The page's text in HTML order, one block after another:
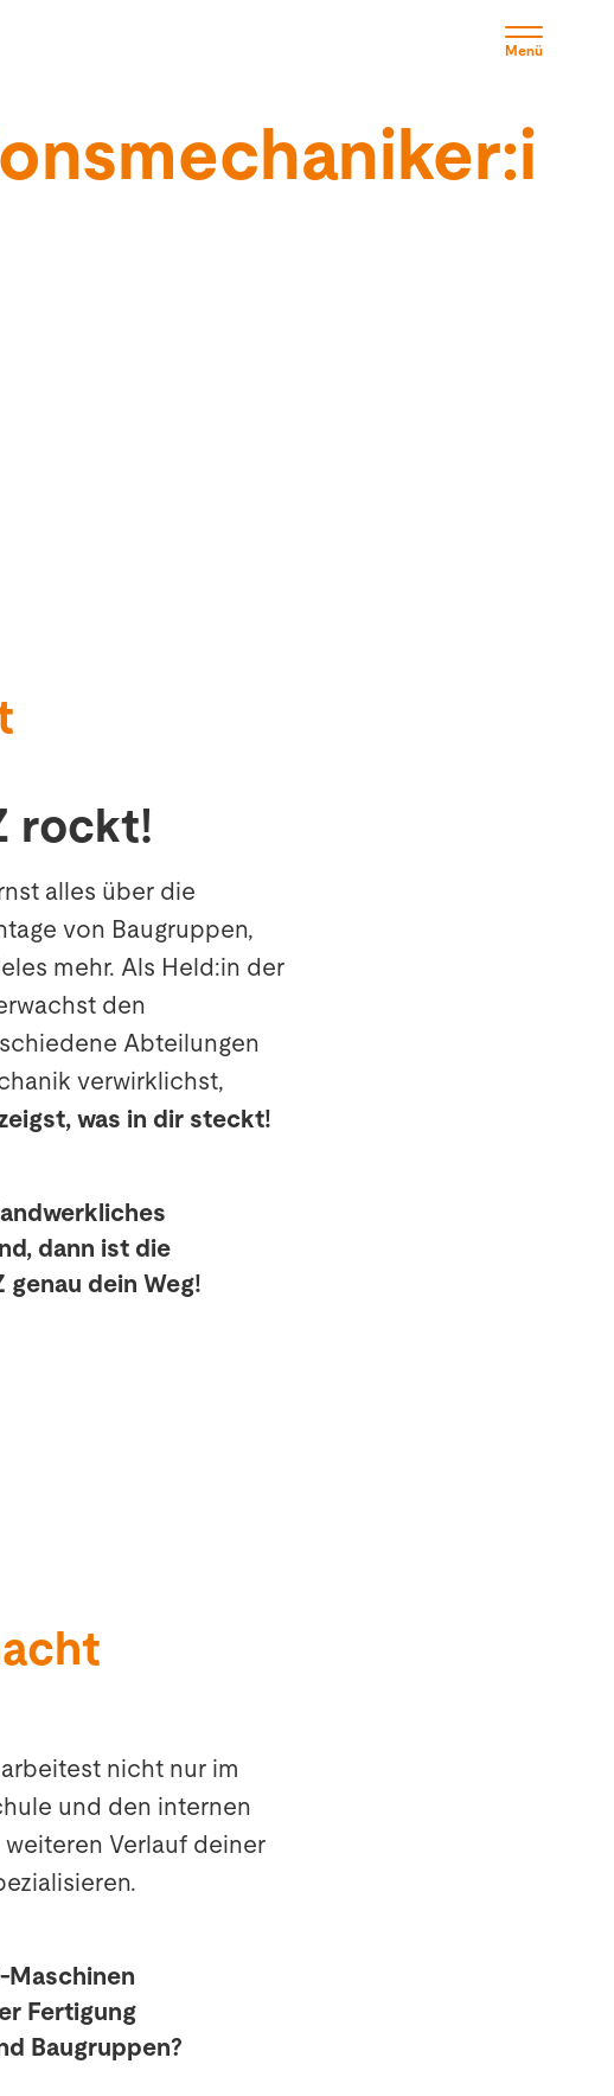
Menü
rockt!
alles über die
von Baugruppen,
mehr. Als Held:in der
den
Abteilungen
verwirklichst,
was in dir steckt!
dann ist die
dein Weg!
nicht nur im
und den internen
Verlauf deiner
Maschinen
Fertigung
Baugruppen?